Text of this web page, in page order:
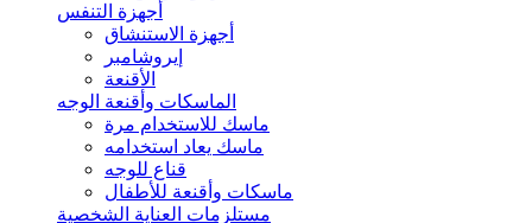
أجهزة التنفس
أجهزة الاستنشاق
إيروشامبر
الأقنعة
الماسكات وأقنعة الوجه
ماسك للاستخدام مرة
ماسك يعاد استخدامه
قناع للوجه
ماسكات وأقنعة للأطفال
مستلزمات العناية الشخصية